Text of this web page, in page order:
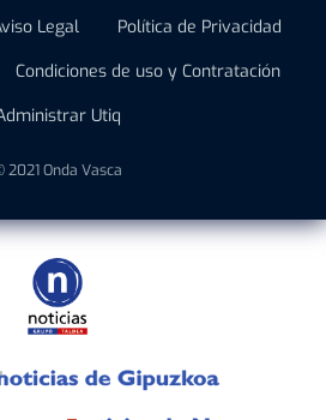
Legal
Política de Privacidad
Condiciones de uso y Contratación
Utiq
2021 Onda Vasca